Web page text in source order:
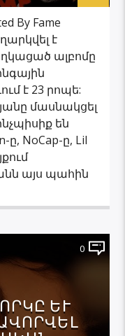
By Fame
է
ալբոմը
է 23 րոպե:
մասնակցել
են
ը, NoCap-ը, Lil
այս պահին
0
ԵՒ Ի
Ե